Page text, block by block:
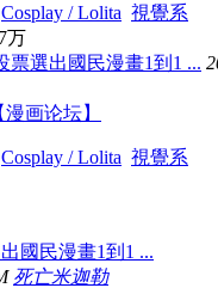
Cosplay / Lolita 視覺系
7万
票選出國民漫畫1到1 ...
漫画论坛】
Cosplay / Lolita 視覺系
國民漫畫1到1 ...
死亡米迦勒